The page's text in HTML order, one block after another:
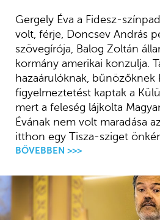
Gergely Éva a Fidesz-
volt, férje, Doncsev András
szövegírója, Balog Zoltán
kormány amerikai konzulja.
hazaárulóknak, bűnözőknek
figyelmeztetést kaptak a
mert a feleség lájkolta
Évának nem volt maradása
itthon egy Tisza-sziget
BŐVEBBEN >>>